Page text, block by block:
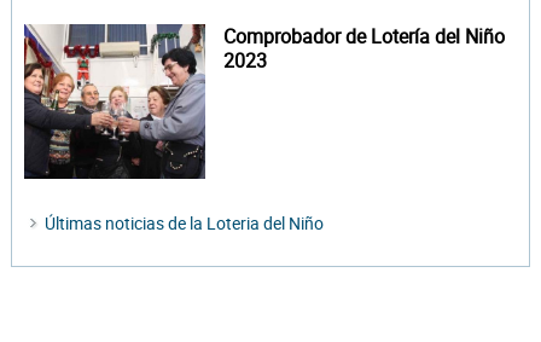
Comprobador de Lotería del Niño
2023
Últimas noticias de la Loteria del Niño